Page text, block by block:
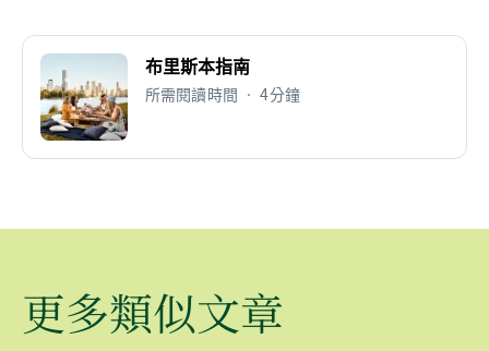
布里斯本指南
所需閱讀時間 • 4分鐘
更多類似文章